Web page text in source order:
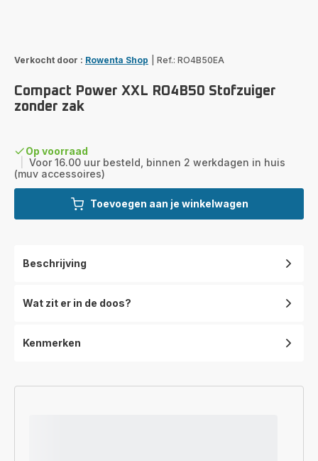
Verkocht door : Rowenta Shop Ref.: RO4B50EA
Compact Power XXL RO4B50 Stofzuiger
zonder zak
Op voorraad
Voor 16.00 uur besteld, binnen 2 werkdagen in huis
(muv accessoires)
Toevoegen aan je winkelwagen
Beschrijving
Wat zit er in de doos?
Kenmerken